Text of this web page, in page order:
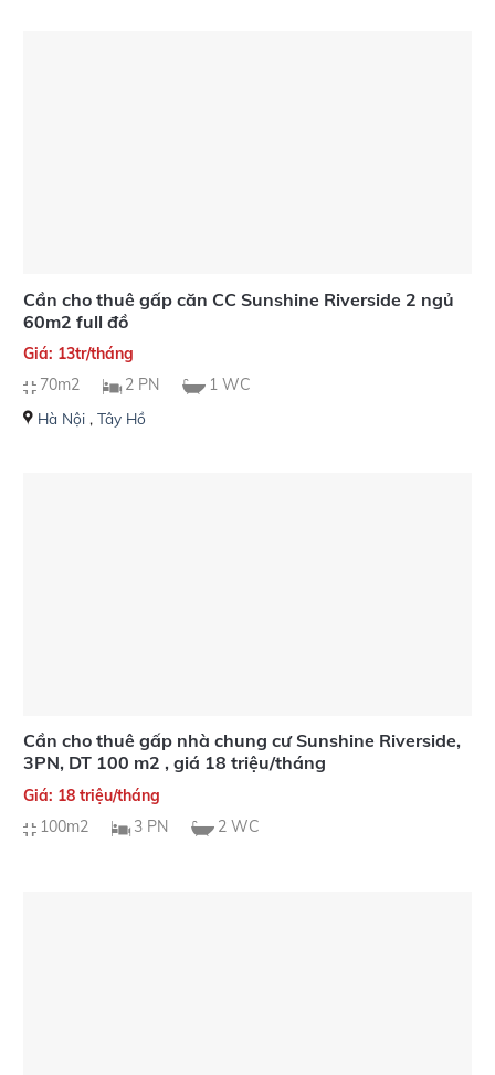
Cần cho thuê gấp căn CC Sunshine Riverside 2 ngủ
60m2 full đồ
Giá: 13tr/tháng
70m2
2 PN 1 WC
Hà Nội, Tây Hồ
Cần cho thuê gấp nhà chung cư Sunshine Riverside,
3PN, DT 100 m2 , giá 18 triệu/tháng
Giá: 18 triệu/tháng
100m2
3 PN 2 WC